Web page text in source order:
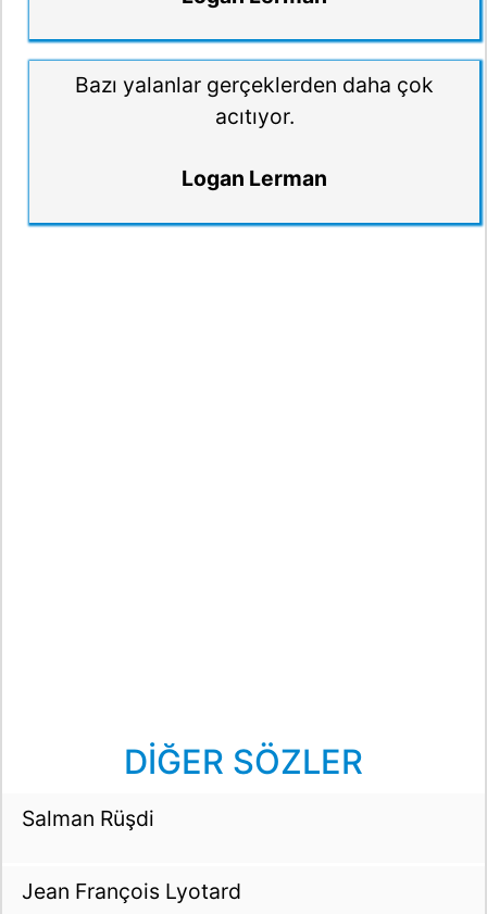
Bazı yalanlar gerçeklerden daha çok
acıtıyor.
Logan Lerman
DİĞER SÖZLER
Salman Rüşdi
Jean François Lyotard